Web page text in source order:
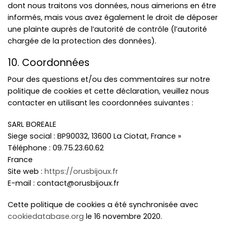
dont nous traitons vos données, nous aimerions en être
informés, mais vous avez également le droit de déposer
une plainte auprès de l’autorité de contrôle (l’autorité
chargée de la protection des données).
10. Coordonnées
Pour des questions et/ou des commentaires sur notre
politique de cookies et cette déclaration, veuillez nous
contacter en utilisant les coordonnées suivantes :
SARL BOREALE
Siege social : BP90032, 13600 La Ciotat, France »
Téléphone : 09.75.23.60.62
France
Site web : https://orusbijoux.fr
E-mail : contact@orusbijoux.fr
Cette politique de cookies a été synchronisée avec
cookiedatabase.org le 16 novembre 2020.